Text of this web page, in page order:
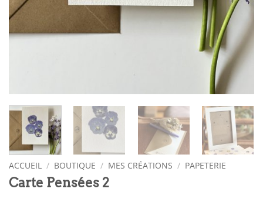
ACCUEIL / BOUTIQUE / MES CRÉATIONS / PAPETERIE
Carte Pensées 2